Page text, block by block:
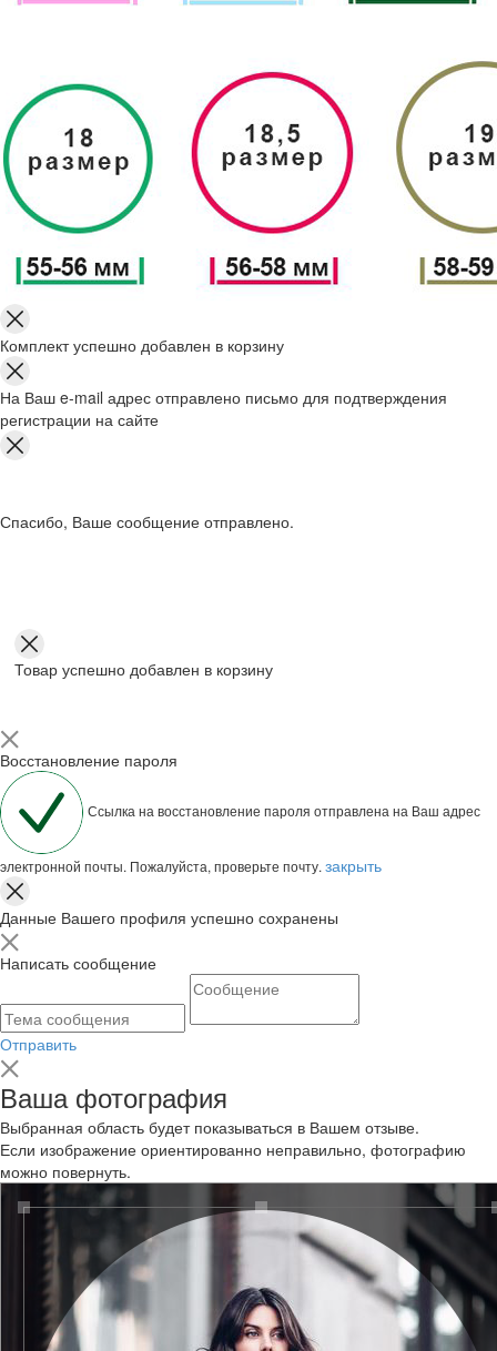
Комплект успешно добавлен в корзину
На Ваш e-mail адрес отправлено письмо для подтверждения
регистрации на сайте
Спасибо, Ваше сообщение отправлено.
Товар успешно добавлен в корзину
Восстановление пароля
Ссылка на восстановление пароля отправлена на Ваш адрес
электронной почты. Пожалуйста, проверьте почту. закрыть
Данные Вашего профиля успешно сохранены
Написать сообщение
Отправить
Ваша фотография
Выбранная область будет показываться в Вашем отзыве.
Если изображение ориентированно неправильно, фотографию
можно повернуть.